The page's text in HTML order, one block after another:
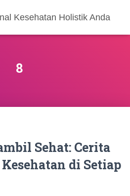
Kesehatan Holistik Anda
8
Sehat: Cerita
di Setiap